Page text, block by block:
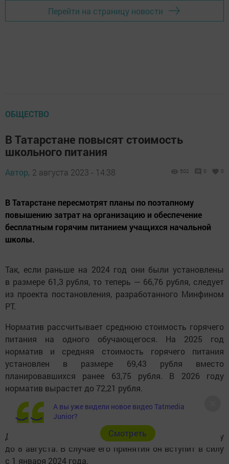
Перейти на страницу новости
ОБЩЕСТВО
В Татарстане повысят стоимость
школьного питания
Автор, 2 августа 2023 - 14:38 502 0 0
В Татарстане пересмотрят планы по поэтапному
повышению затрат на организацию и обеспечение
бесплатным горячим питанием учащихся начальной
школы.
Так, если раньше на 2024 год они были установлены
в размере 61,3 рубля, то теперь — 66,76 рубля, следует
из проекта постановления, разработанного Минфином
РТ.
Норматив рассчитывает среднюю стоимость горячего
питания на одного обучающегося. На 2025 год
норматив и средняя стоимость горячего питания
установлен в размере 69,43 рубля вместо
планировавшихся ранее 63,75 рубля. В 2026 году
норматив вырастет до 72,21 рубля.
Документ проходит антикоррупционную экспертизу
до 8 августа. В случае его принятия он вступит в силу
с 1 января 2024 года.
А вы уже видели новое видео Tatmedia
Junior?
Cмотреть